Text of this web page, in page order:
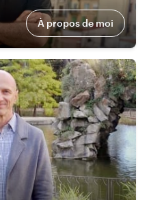
À propos de moi